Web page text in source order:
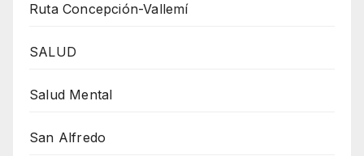
Ruta Concepción-Vallemí
SALUD
Salud Mental
San Alfredo